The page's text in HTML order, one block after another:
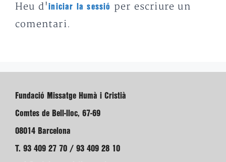
Heu d'iniciar la sessió
per escriure un
comentari.
Fundació Missatge Humà i Cristià
Comtes de Bell-lloc, 67-69
08014 Barcelona
T. 93 409 27 70 / 93 409 28 10